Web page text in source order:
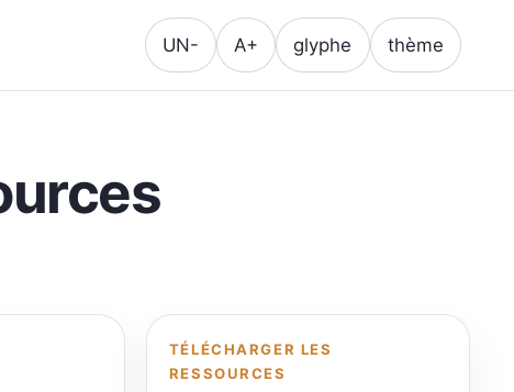
UN- A+ glyphe thème
TÉLÉCHARGER LES
RESSOURCES